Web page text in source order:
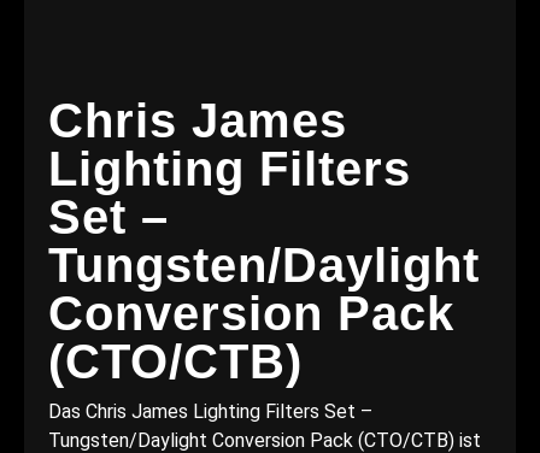
Chris James
Lighting Filters
Set –
Tungsten/Daylight
Conversion Pack
(CTO/CTB)
Das Chris James Lighting Filters Set –
Tungsten/Daylight Conversion Pack (CTO/CTB) ist